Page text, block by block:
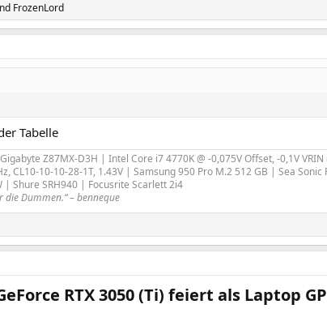
FrozenLord
Tabelle
Z87MX-D3H | Intel Core i7 4770K @ -0,075V Offset, -0,1V
CL10-10-10-28-1T, 1.43V | Samsung 950 Pro M.2 512 GB | Sea
| Shure SRH940 | Focusrite Scarlett 2i4
die Dummen.“ – benneque
RTX 3050 (Ti) feiert als Laptop